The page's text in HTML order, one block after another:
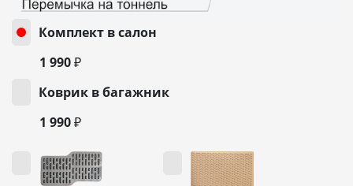
Комплект в салон
1 990 ₽
Коврик в багажник
1 990 ₽